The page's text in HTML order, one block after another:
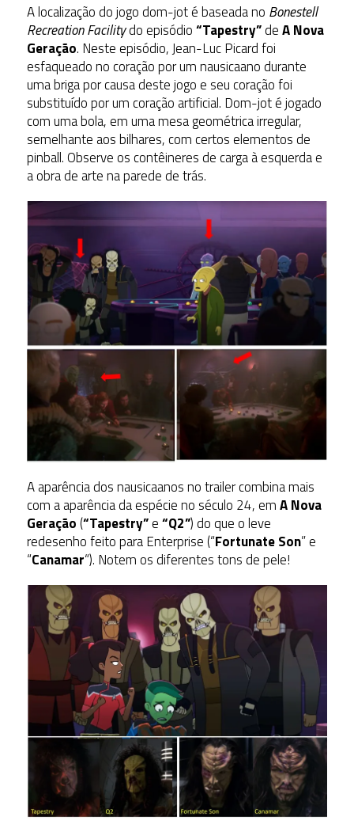
A localização do jogo dom-jot é baseada no Bonestell
Recreation Facilitydo episódio“Tapestry”deA Nova
Geração. Neste episódio, Jean-Luc Picard foi
esfaqueado no coração por um nausicaano durante
uma briga por causa deste jogo e seu coração foi
substituído por um coração artificial. Dom-jot é jogado
com uma bola, em uma mesa geométrica irregular,
semelhante aos bilhares, com certos elementos de
pinball. Observe os contêineres de carga à esquerda e
a obra de arte na parede de trás.
A aparência dos nausicaanos no trailer combina mais
com a aparência da espécie no século 24, emA Nova
Geração (“Tapestry”e“Q2”) do que o leve
redesenho feito para Enterprise (“Fortunate Son” e
“Canamar“). Notem os diferentes tons de pele!